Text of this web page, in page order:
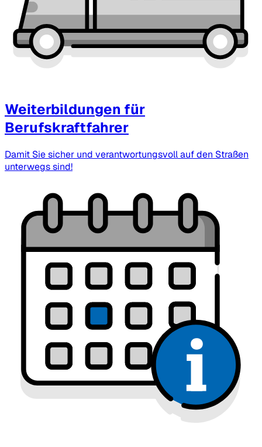
Weiterbildungen für
Berufskraftfahrer
Damit Sie sicher und verantwortungsvoll auf den Straßen
unterwegs sind!